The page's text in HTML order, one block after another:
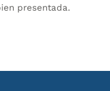
presentada.
del calor, al